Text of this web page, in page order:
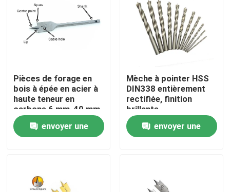
Maison
Pièces de forage en
bois à épée en acier à
haute teneur en
carbone 6 mm-40 mm
envoyer une
Mèche à pointer HSS
DIN338 entièrement
rectifiée, finition
brillante
envoyer une